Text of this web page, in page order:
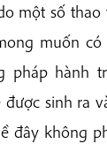
một số thao
muốn có
pháp hành
sinh ra
đây không